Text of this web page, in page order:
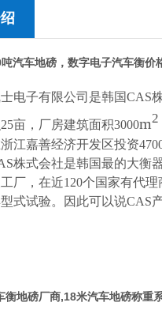
汽车地磅，数字电子汽车衡价
士电子有限公司是韩国CAS
25亩，厂房建筑面积3000m2
江嘉善经济开发区投资
株式会社是韩国最的大衡
厂，在近120个国家有代理
式试验。因此可以说CAS
衡地磅厂商,18米汽车地磅称重